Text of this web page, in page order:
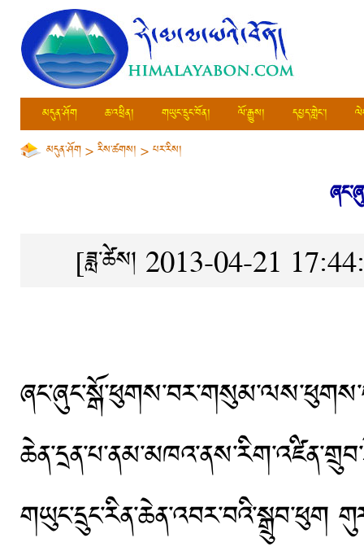
མདུན་ཤོག ཆ་འཕྲིན། གཡུང་དྲུང་བོན། ལོ་རྒྱུས། དཔྱད་གླེང་།
མདུན་ཤོག>རིས་ཚགས། >པར་རིས།
[ཟླ་ཚེས། 2013-04-21
གཡུང་དྲུང་རིན་ཆེན་འབར་བའི་སྒྲུབ་ཕུག